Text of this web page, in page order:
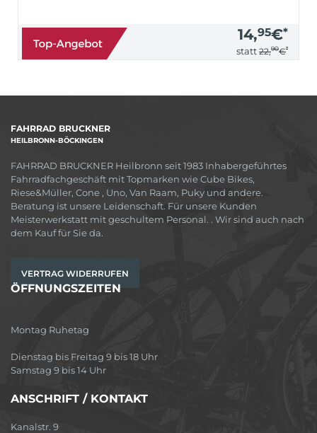
14,95€*
statt 22,90€*
FAHRRAD BRUCKNER
HEILBRONN-BÖCKINGEN
FAHRRAD BRUCKNER Heilbronn seit 1983 Inhabergeführtes
Fahrradfachgeschäft mit Topmarken wie Cube Bikes,
Riese&Müller, Cone , Uno, Van Raam, Puky und andere.
Beratung ist unsere Leidenschaft. Für unsere Kunden
Meisterwerkstatt mit geschultem Personal. . Wir sind auch nach
dem Kauf für Sie da.
VERTRAG WIDERRUFEN
ÖFFNUNGSZEITEN
Montag Ruhetag
Dienstag bis Freitag 9 bis 18 Uhr
Samstag 9 bis 14 Uhr
ANSCHRIFT / KONTAKT
Kanalstr. 9